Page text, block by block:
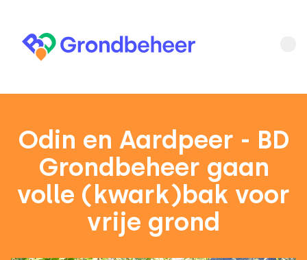
Odin en Aardpeer - BD
Grondbeheer gaan
volle (kwark)bak voor
vrije grond